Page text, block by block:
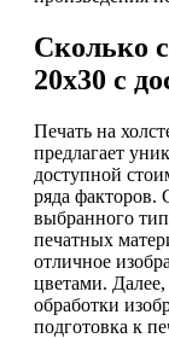
Сколько
20х30 с
Печать на
предлагает
доступной
ряда факторов.
выбранного
печатных
отличное
цветами.
обработки
подготовка к